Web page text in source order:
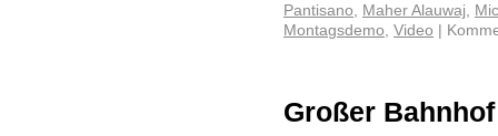
Pantisano, Maher Alauwaj,
Montagsdemo, Video
Großer